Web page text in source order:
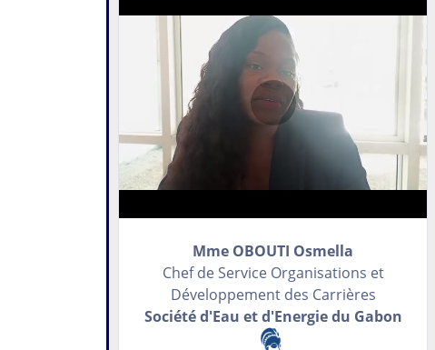
Mme OBOUTI Osmella
Chef de Service Organisations et
Développement des Carrières
Société d'Eau et d'Energie du Gabon